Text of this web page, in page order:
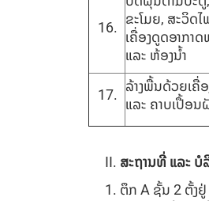
ຂະໂມຍ, ສະວິດ
ເຄື່ອງດູດອາກາ
ແລະ ຫ້ອງນໍ້າ
ລ້າງພື້ນດ້ວຍເຄື່
ແລະ ຄາບເປື້ອ
ສະຖານທີ່ ແລະ ບໍ
ຕຶກ A ຊັ້ນ 2 ຕັ້ງ